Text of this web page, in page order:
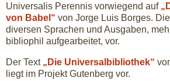
Universalis Perennis vorwiegend auf
von Babel“ von Jorge Luis Borges.
diversen Sprachen und Ausgaben,
bibliophil aufgearbeitet, vor.
Der Text „Die Universalbibliothek“
liegt im Projekt Gutenberg vor.